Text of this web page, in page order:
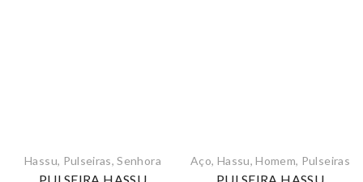
Hassu, Pulseiras,Senhora Aço, Hassu,Homem, Pulseiras